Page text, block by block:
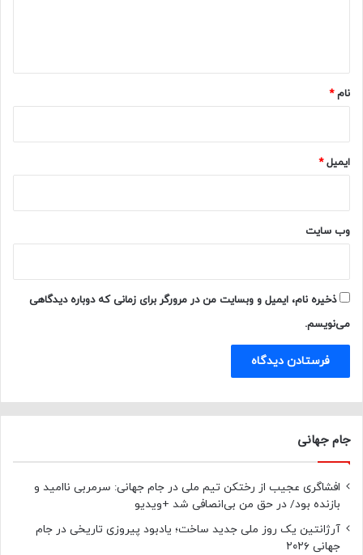
نام*
ایمیل*
وب‌ سایت
ذخیره نام، ایمیل و وبسایت من در مرورگر برای زمانی که دوباره دیدگاهی
می‌نویسم.
جام جهانی
افشاگری عجیب از رختکن تیم ملی در جام جهانی: سرمربی ناامید و
بازنده بود/ در حق من بی‌انصافی شد +ویدیو
آرژانتین یک روز ملی جدید ساخت؛ یادبود پیروزی تاریخی در جام
جهانی ۲۰۲۶